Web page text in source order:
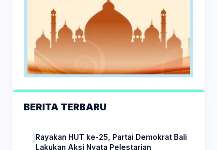
BERITA TERBARU
Rayakan HUT ke-25, Partai Demokrat Bali
Lakukan Aksi Nyata Pelestarian